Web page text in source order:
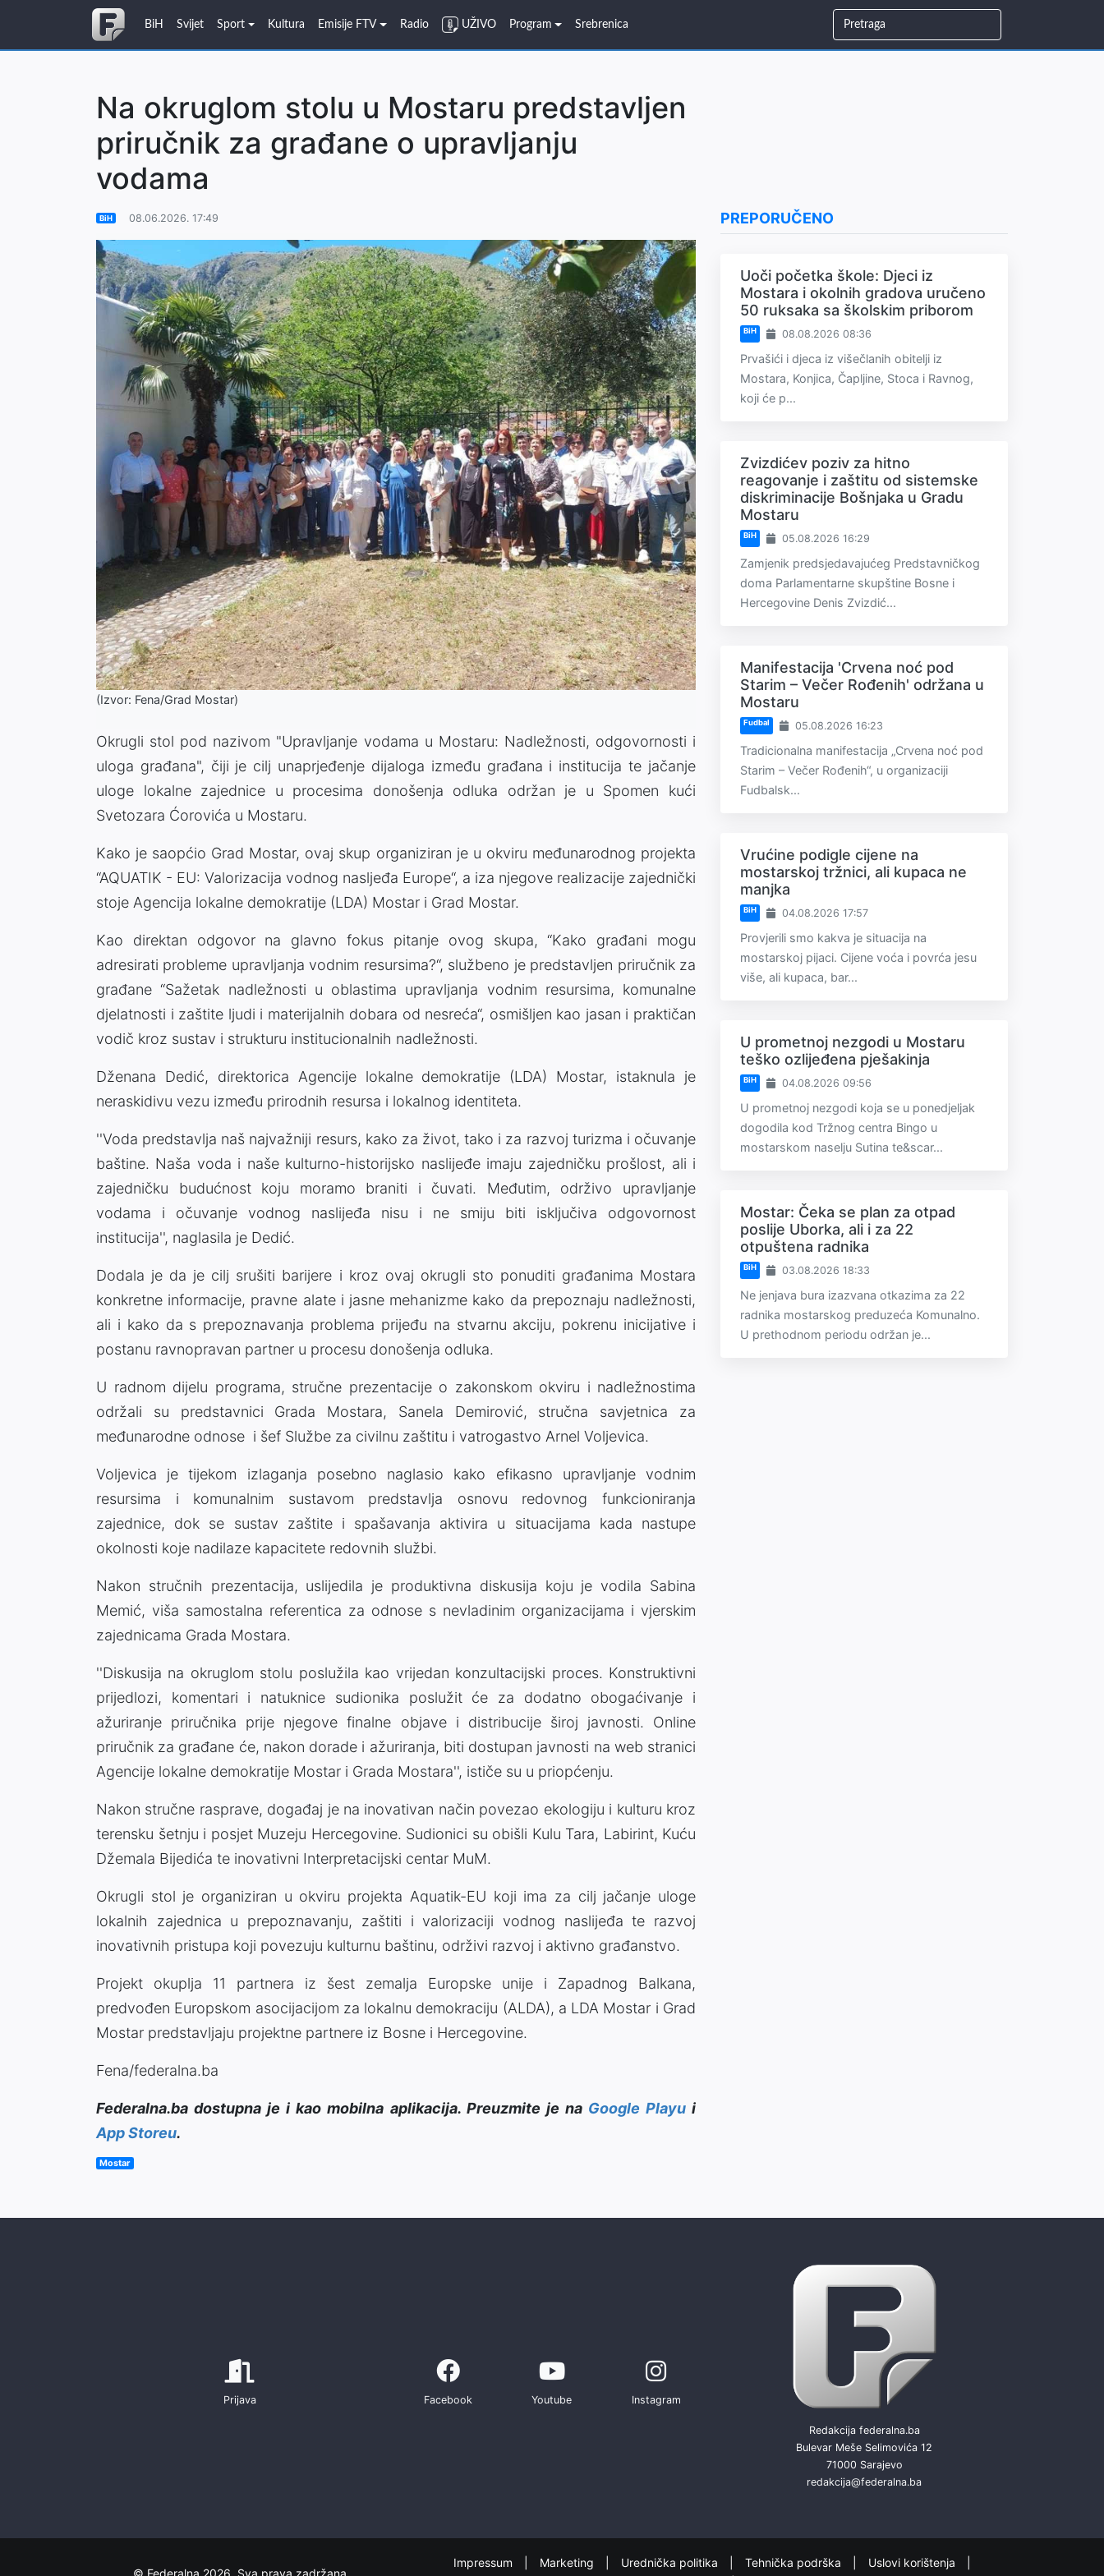
BiH Svijet Sport Kultura Emisije FTV Radio UŽIVO Program Srebrenica
Na okruglom stolu u Mostaru predstavljen
priručnik za građane o upravljanju
vodama
BiH 08.06.2026. 17:49
(Izvor: Fena/Grad Mostar)
Okrugli stol pod nazivom "Upravljanje vodama u Mostaru: Nadležnosti, odgovornosti i
uloga građana", čiji je cilj unaprjeđenje dijaloga između građana i institucija te jačanje
uloge lokalne zajednice u procesima donošenja odluka održan je u Spomen kući
Svetozara Ćorovića u Mostaru.
Kako je saopćio Grad Mostar, ovaj skup organiziran je u okviru međunarodnog projekta
“AQUATIK - EU: Valorizacija vodnog nasljeđa Europe“, a iza njegove realizacije zajednički
stoje Agencija lokalne demokratije (LDA) Mostar i Grad Mostar.
Kao direktan odgovor na glavno fokus pitanje ovog skupa, “Kako građani mogu
adresirati probleme upravljanja vodnim resursima?“, službeno je predstavljen priručnik za
građane “Sažetak nadležnosti u oblastima upravljanja vodnim resursima, komunalne
djelatnosti i zaštite ljudi i materijalnih dobara od nesreća“, osmišljen kao jasan i praktičan
vodič kroz sustav i strukturu institucionalnih nadležnosti.
Dženana Dedić, direktorica Agencije lokalne demokratije (LDA) Mostar, istaknula je
neraskidivu vezu između prirodnih resursa i lokalnog identiteta.
''Voda predstavlja naš najvažniji resurs, kako za život, tako i za razvoj turizma i očuvanje
baštine. Naša voda i naše kulturno-historijsko naslijeđe imaju zajedničku prošlost, ali i
zajedničku budućnost koju moramo braniti i čuvati. Međutim, održivo upravljanje
vodama i očuvanje vodnog naslijeđa nisu i ne smiju biti isključiva odgovornost
institucija'', naglasila je Dedić.
Dodala je da je cilj srušiti barijere i kroz ovaj okrugli sto ponuditi građanima Mostara
konkretne informacije, pravne alate i jasne mehanizme kako da prepoznaju nadležnosti,
ali i kako da s prepoznavanja problema prijeđu na stvarnu akciju, pokrenu inicijative i
postanu ravnopravan partner u procesu donošenja odluka.
U radnom dijelu programa, stručne prezentacije o zakonskom okviru i nadležnostima
održali su predstavnici Grada Mostara, Sanela Demirović, stručna savjetnica za
međunarodne odnose i šef Službe za civilnu zaštitu i vatrogastvo Arnel Voljevica.
Voljevica je tijekom izlaganja posebno naglasio kako efikasno upravljanje vodnim
resursima i komunalnim sustavom predstavlja osnovu redovnog funkcioniranja
zajednice, dok se sustav zaštite i spašavanja aktivira u situacijama kada nastupe
okolnosti koje nadilaze kapacitete redovnih službi.
Nakon stručnih prezentacija, uslijedila je produktivna diskusija koju je vodila Sabina
Memić, viša samostalna referentica za odnose s nevladinim organizacijama i vjerskim
zajednicama Grada Mostara.
''Diskusija na okruglom stolu poslužila kao vrijedan konzultacijski proces. Konstruktivni
prijedlozi, komentari i natuknice sudionika poslužit će za dodatno obogaćivanje i
ažuriranje priručnika prije njegove finalne objave i distribucije široj javnosti. Online
priručnik za građane će, nakon dorade i ažuriranja, biti dostupan javnosti na web stranici
Agencije lokalne demokratije Mostar i Grada Mostara'', ističe su u priopćenju.
Nakon stručne rasprave, događaj je na inovativan način povezao ekologiju i kulturu kroz
terensku šetnju i posjet Muzeju Hercegovine. Sudionici su obišli Kulu Tara, Labirint, Kuću
Džemala Bijedića te inovativni Interpretacijski centar MuM.
Okrugli stol je organiziran u okviru projekta Aquatik-EU koji ima za cilj jačanje uloge
lokalnih zajednica u prepoznavanju, zaštiti i valorizaciji vodnog naslijeđa te razvoj
inovativnih pristupa koji povezuju kulturnu baštinu, održivi razvoj i aktivno građanstvo.
Projekt okuplja 11 partnera iz šest zemalja Europske unije i Zapadnog Balkana,
predvođen Europskom asocijacijom za lokalnu demokraciju (ALDA), a LDA Mostar i Grad
Mostar predstavljaju projektne partnere iz Bosne i Hercegovine.
Fena/federalna.ba
Federalna.ba dostupna je i kao mobilna aplikacija. Preuzmite je na Google Playui
App Storeu.
Mostar
PREPORUČENO
Uoči početka škole: Djeci iz
Mostara i okolnih gradova uručeno
50 ruksaka sa školskim priborom
BiH 08.08.2026 08:36
Prvašići i djeca iz višečlanih obitelji iz
Mostara, Konjica, Čapljine, Stoca i Ravnog,
koji će p...
Zvizdićev poziv za hitno
reagovanje i zaštitu od sistemske
diskriminacije Bošnjaka u Gradu
Mostaru
BiH 05.08.2026 16:29
Zamjenik predsjedavajućeg Predstavničkog
doma Parlamentarne skupštine Bosne i
Hercegovine Denis Zvizdić...
Manifestacija 'Crvena noć pod
Starim – Večer Rođenih' održana u
Mostaru
Fudbal 05.08.2026 16:23
Tradicionalna manifestacija „Crvena noć pod
Starim – Večer Rođenih“, u organizaciji
Fudbalsk...
Vrućine podigle cijene na
mostarskoj tržnici, ali kupaca ne
manjka
BiH 04.08.2026 17:57
Provjerili smo kakva je situacija na
mostarskoj pijaci. Cijene voća i povrća jesu
više, ali kupaca, bar...
U prometnoj nezgodi u Mostaru
teško ozlijeđena pješakinja
BiH 04.08.2026 09:56
U prometnoj nezgodi koja se u ponedjeljak
dogodila kod Tržnog centra Bingo u
mostarskom naselju Sutina te&scar...
Mostar: Čeka se plan za otpad
poslije Uborka, ali i za 22
otpuštena radnika
BiH 03.08.2026 18:33
Ne jenjava bura izazvana otkazima za 22
radnika mostarskog preduzeća Komunalno.
U prethodnom periodu održan je...
Prijava Facebook Youtube Instagram
Redakcija federalna.ba
Bulevar Meše Selimovića 12
71000 Sarajevo
redakcija@federalna.ba
© Federalna 2026. Sva prava zadržana
Impressum Marketing Urednička politika Tehnička podrška
Uslovi korištenja